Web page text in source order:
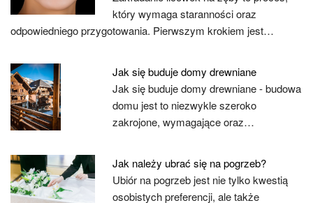
który wymaga staranności oraz
odpowiedniego przygotowania. Pierwszym krokiem jest…
Jak się buduje domy drewniane
Jak się buduje domy drewniane - budowa
domu jest to niezwykle szeroko
zakrojone, wymagające oraz…
Jak należy ubrać się na pogrzeb?
Ubiór na pogrzeb jest nie tylko kwestią
osobistych preferencji, ale także